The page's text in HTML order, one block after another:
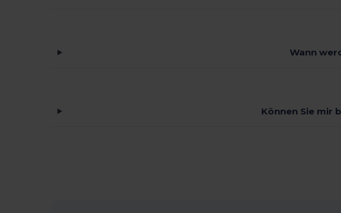
Wann
Können Sie mir